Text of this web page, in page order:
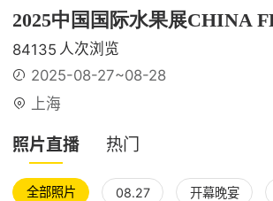
2025中国国际水果展CHINA
84135 人次浏览
2025-08-27~08-28
上海
照片直播 热门
全部照片 08.27 开幕晚宴